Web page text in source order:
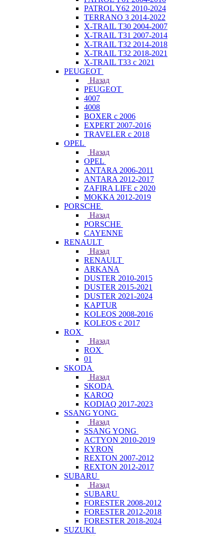
PATROL Y62 2010-2024
TERRANO 3 2014-2022
X-TRAIL T30 2004-2007
X-TRAIL T31 2007-2014
X-TRAIL T32 2014-2018
X-TRAIL T32 2018-2021
X-TRAIL T33 с 2021
PEUGEOT
Назад
PEUGEOT
4007
4008
BOXER с 2006
EXPERT 2007-2016
TRAVELER с 2018
OPEL
Назад
OPEL
ANTARA 2006-2011
ANTARA 2012-2017
ZAFIRA LIFE с 2020
MOKKA 2012-2019
PORSCHE
Назад
PORSCHE
CAYENNE
RENAULT
Назад
RENAULT
ARKANA
DUSTER 2010-2015
DUSTER 2015-2021
DUSTER 2021-2024
KAPTUR
KOLEOS 2008-2016
KOLEOS с 2017
ROX
Назад
ROX
01
SKODA
Назад
SKODA
KAROQ
KODIAQ 2017-2023
SSANG YONG
Назад
SSANG YONG
ACTYON 2010-2019
KYRON
REXTON 2007-2012
REXTON 2012-2017
SUBARU
Назад
SUBARU
FORESTER 2008-2012
FORESTER 2012-2018
FORESTER 2018-2024
SUZUKI